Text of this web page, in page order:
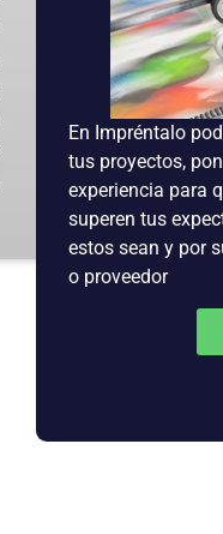
En Impréntalo
tus proyectos,
experiencia para
superen tus
estos sean y por
o proveedor